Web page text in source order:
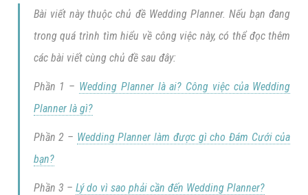
Bài viết này thuộc chủ đề Wedding Planner. Nếu bạn đang
trong quá trình tìm hiểu về công việc này, có thể đọc thêm
các bài viết cùng chủ đề sau đây:
Phần 1 – Wedding Planner là ai? Công việc của Wedding
Planner là gì?
Phần 2 – Wedding Planner làm được gì cho Đám Cưới của
bạn?
Phần 3 – Lý do vì sao phải cần đến Wedding Planner?